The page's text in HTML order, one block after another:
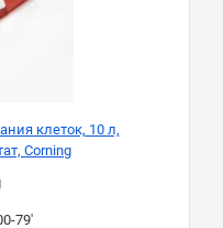
клеток, 10 л,
Corning
79'